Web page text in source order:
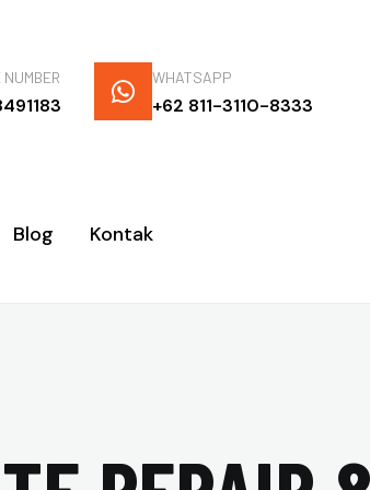
WHATSAPP
+62 811-3110-8333
Blog Kontak